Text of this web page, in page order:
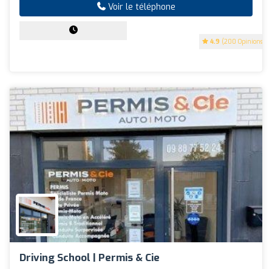
4.9 (200 Opinions)
Voir le téléphone
Driving School | Permis & Cie